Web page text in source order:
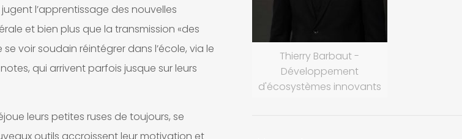
l’apprentissage des nouvelles
et bien plus que la transmission «des
voir soudain réintégrer dans l’école, via le
qui arrivent parfois jusque sur leurs
leurs petites ruses de toujours, se
Thierry Barbaut -
Développement
d'écosystèmes innovants